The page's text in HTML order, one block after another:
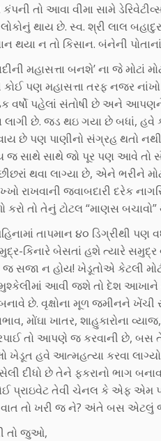
કંપની તો આવા વીમા સામે
લોકોનું થાય છે. સ્વ. શ્રી લાલ
થયા ન તો કિસાન. બંનેની
મહાસત્તા બનશે’ ના જે
કોઈ પણ મહાસત્તા તરફ નજર
વર્ષો પહેલાં સંતોષી છે અને
છે. જડ થઇ ગયા છે બધાં, હવે
છે પણ પાણીનો સંગ્રહ થતો
જ સાથે સાથે જો પૂર પણ આવે તો
થવા લાગ્યા છે, એને ભરીને
રાખવાની જવાબદારી દરેક
કરો તો તેનું ટોટલ “માણસ
તાપમાન ૪૦ ડિગ્રીથી
કિનારે બેસતાં હશે ત્યારે
સજા ન હોય! ખેડૂતોએ કેટલી
આવી જશે તો દેશ આખાને
છે. વૃક્ષોના મૂળ જમીનને
મોંઘા ખાતર, શાહુકારોના
તો આપણે જ કરવાની છે, બસ
ખેડૂત હવે આત્મહત્યા કરવા
દીધો છે તેને ફકરાનો ભાગ
પ્રાઇવેટ તેવી ચેનલ કે એફ એમ
વાત તો ખરી જ ને? અંતે બસ એટલું
તો જુઓ,